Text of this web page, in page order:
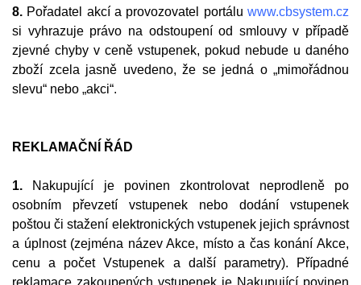
8. Pořadatel akcí a provozovatel portálu www.cbsystem.cz
si vyhrazuje právo na odstoupení od smlouvy v případě
zjevné chyby v ceně vstupenek, pokud nebude u daného
zboží zcela jasně uvedeno, že se jedná o „mimořádnou
slevu“ nebo „akci“.
REKLAMAČNÍ ŘÁD
1. Nakupující je povinen zkontrolovat neprodleně po
osobním převzetí vstupenek nebo dodání vstupenek
poštou či stažení elektronických vstupenek jejich správnost
a úplnost (zejména název Akce, místo a čas konání Akce,
cenu a počet Vstupenek a další parametry). Případné
reklamace zakoupených vstupenek je Nakupující povinen